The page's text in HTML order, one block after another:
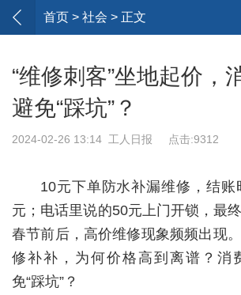
首页 > 社会 > 正文
“维修刺客”坐地起价，
避免“踩坑”？
2024-02-26 13:14 工人日报 点击:9312
10元下单防水补漏维修，结账
元；电话里说的50元上门开锁，最
春节前后，高价维修现象频频出现
修补补，为何价格高到离谱？消
免“踩坑”？